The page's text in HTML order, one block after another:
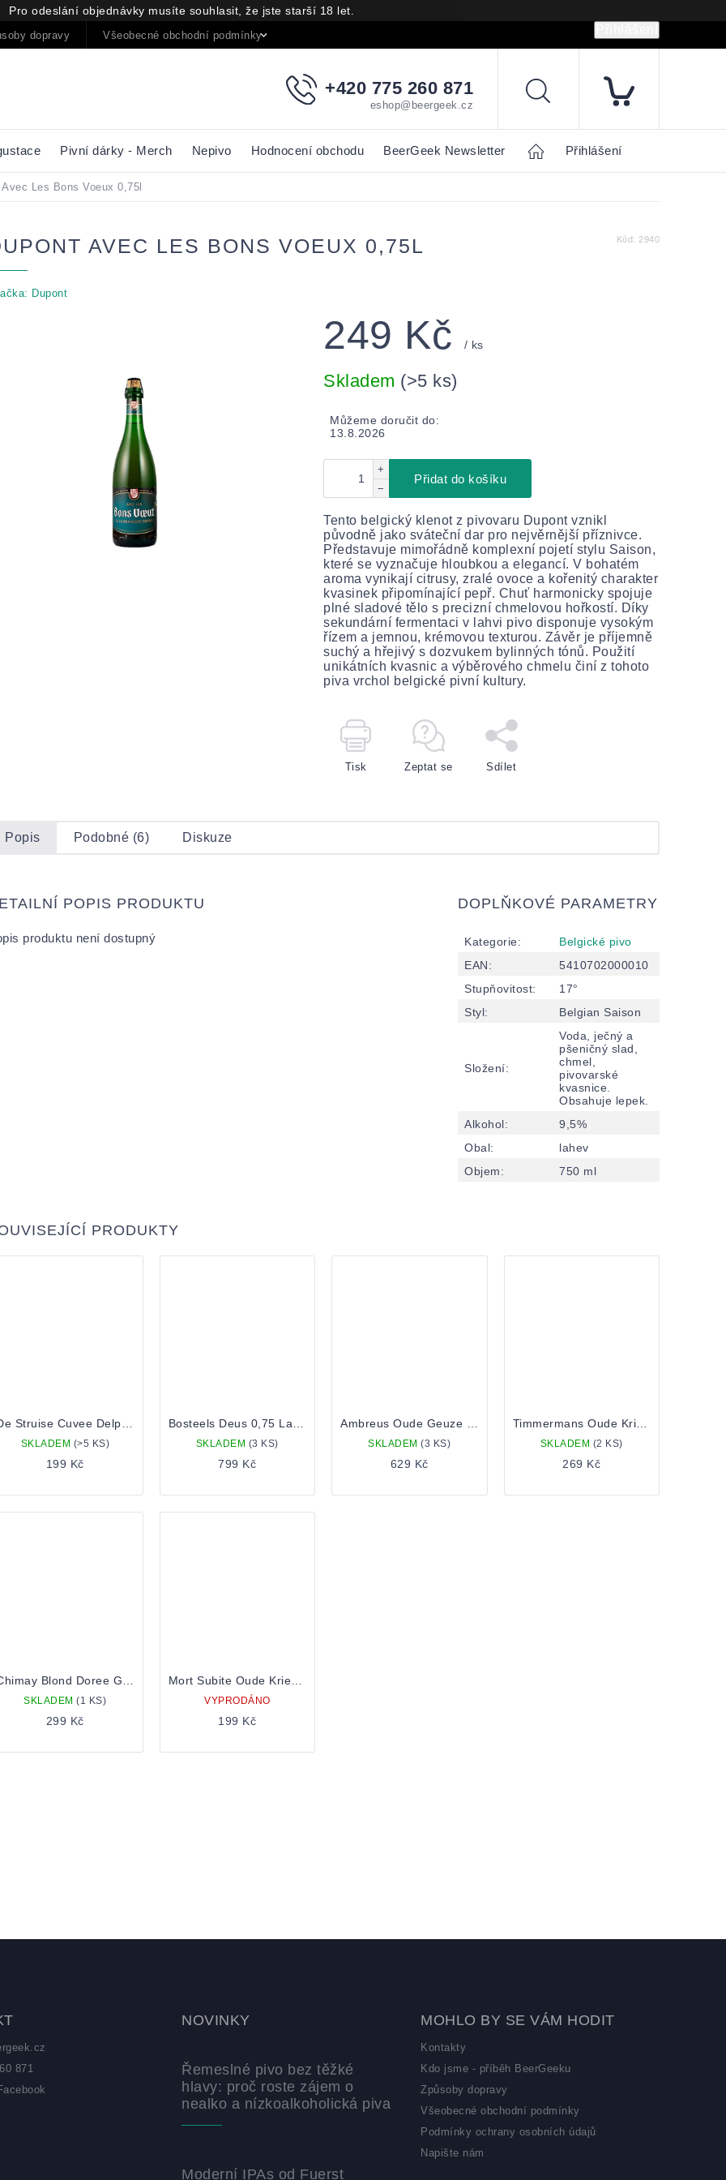
Pro odeslání objednávky musíte souhlasit, že jste starší 18 let.
dopravy Všeobecné obchodní podmínky
+420 775 260 871
eshop@beergeek.cz
Hledat
Pivní dárky - Merch Nepivo Hodnocení obchodu BeerGeek Newsletter Home Přihlášení
Les Bons Voeux 0,75l
AVEC LES BONS VOEUX 0,75L Kód: 2940
Dupont
249 Kč / ks
cena:
Skladem (>5 ks)
Můžeme doručit do:
13.8.2026
+
−
Přidat do košíku
Tento belgický klenot z pivovaru Dupont vznikl
původně jako sváteční dar pro nejvěrnější příznivce.
Představuje mimořádně komplexní pojetí stylu Saison,
které se vyznačuje hloubkou a elegancí. V bohatém
aroma vynikají citrusy, zralé ovoce a kořenitý charakter
kvasinek připomínající pepř. Chuť harmonicky spojuje
plné sladové tělo s precizní chmelovou hořkostí. Díky
sekundární fermentaci v lahvi pivo disponuje vysokým
řízem a jemnou, krémovou texturou. Závěr je příjemně
suchý a hřejivý s dozvukem bylinných tónů. Použití
unikátních kvasnic a výběrového chmelu činí z tohoto
piva vrchol belgické pivní kultury.
Tisk Zeptat se Sdílet
Popis Podobné (6) Diskuze
POPIS PRODUKTU
produktu není dostupný
DOPLŇKOVÉ PARAMETRY
Kategorie:
Belgické pivo
EAN:
5410702000010
Stupňovitost:
17°
Styl: Belgian Saison
Složení:
Voda, ječný a
pšeničný slad,
chmel,
pivovarské
kvasnice.
Obsahuje lepek.
Alkohol:
9,5%
Obal:
lahev
Objem: 750 ml
PRODUKTY
SKLADEM (>5 KS)
199 Kč
SKLADEM (3 KS)
799 Kč
SKLADEM(3 KS)
629 Kč
SKLADEM (2 KS)
269 Kč
SKLADEM(1 KS)
299 Kč
VYPRODÁNO
199 Kč
871
NOVINKY
Řemeslné pivo bez těžké
hlavy: proč roste zájem o
nealko a nízkoalkoholická piva
Moderní IPAs od Fuerst
MOHLO BY SE VÁM HODIT
Kontakty
Kdo jsme - příběh BeerGeeku
Způsoby dopravy
Všeobecné obchodní podmínky
Podmínky ochrany osobních údajů
Napište nám